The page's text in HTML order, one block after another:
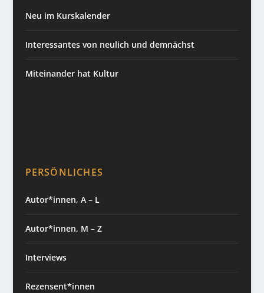
Neu im Kurskalender
Interessantes von neulich und demnächst
Miteinander hat Kultur
PERSÖNLICHES
Autor*innen, A – L
Autor*innen, M – Z
Interviews
Rezensent*innen